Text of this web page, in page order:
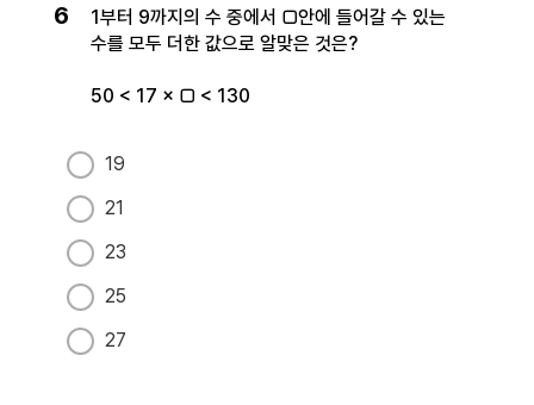
6
1부터 9까지의 수 중에서 □안에 들어갈 수 있는
수를 모두 더한 값으로 알맞은 것은?
50 < 17 × □ < 130
19
21
23
25
27